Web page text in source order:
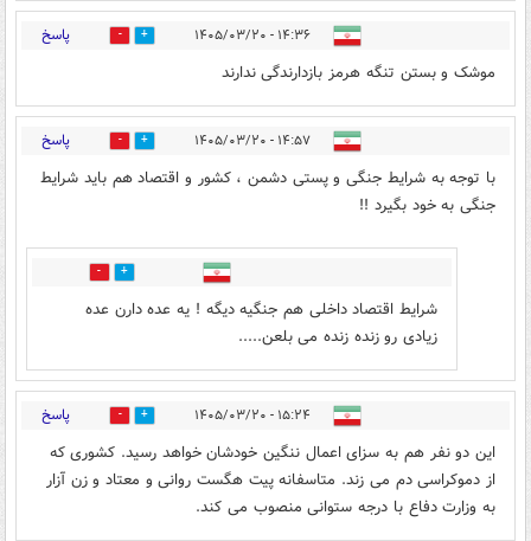
۱۴:۳۶ - ۱۴۰۵/۰۳/۲۰ 1 پاسخ
موشک و بستن تنگه هرمز بازدارندگی ندارند
۱۴:۵۷ - ۱۴۰۵/۰۳/۲۰ 3 پاسخ
با توجه به شرایط جنگی و پستی دشمن ، کشور و اقتصاد هم باید شرایط
جنگی به خود بگیرد !!
1
شرایط اقتصاد داخلی هم جنگیه دیگه ! یه عده دارن عده
زیادی رو زنده زنده می بلعن.....
۱۵:۲۴ - ۱۴۰۵/۰۳/۲۰ 0 پاسخ
این دو نفر هم به سزای اعمال ننگین خودشان خواهد رسید. کشوری که
از دموکراسی دم می زند. متاسفانه پیت هگست روانی و معتاد و زن آزار
به وزارت دفاع با درجه ستوانی منصوب می کند.